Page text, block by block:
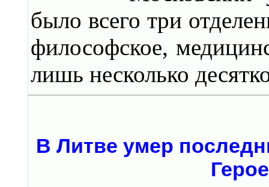
было всего три
философское,
лишь несколько
В Литве умер